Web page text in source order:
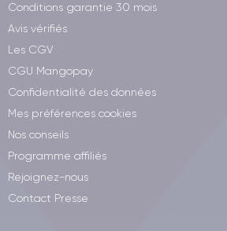
Conditions garantie 30 mois
Avis vérifiés
Les CGV
CGU Mangopay
Confidentialité des données
Mes préférences cookies
Nos conseils
Programme affiliés
Rejoignez-nous
Contact Presse